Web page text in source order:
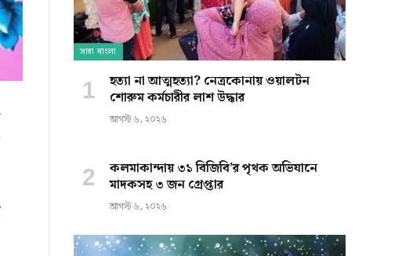
সারা বাংলা
হত্যা না আত্মহত্যা? নেত্রকোনায় ওয়ালটন
শোরুম কর্মচারীর লাশ উদ্ধার
আগস্ট ৬, ২০২৬
কলমাকান্দায় ৩১ বিজিবি’র পৃথক অভিযানে
মাদকসহ ৩ জন গ্রেপ্তার
আগস্ট ৬, ২০২৬